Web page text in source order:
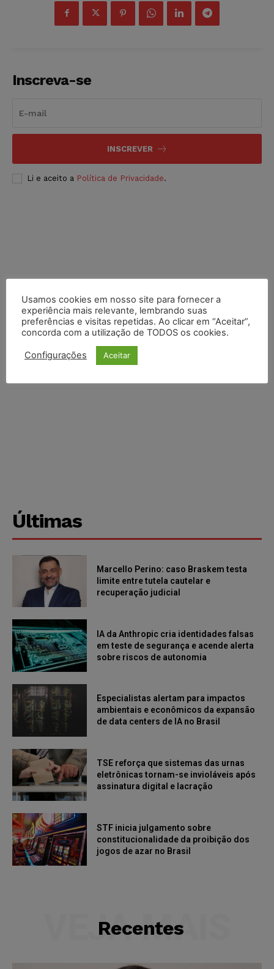
Inscreva-se
INSCREVER
Li e aceito a Política de Privacidade.
Últimas
Marcello Perino: caso Braskem testa
limite entre tutela cautelar e
recuperação judicial
IA da Anthropic cria identidades falsas
em teste de segurança e acende alerta
sobre riscos de autonomia
Especialistas alertam para impactos
ambientais e econômicos da expansão
de data centers de IA no Brasil
TSE reforça que sistemas das urnas
eletrônicas tornam-se invioláveis após
assinatura digital e lacração
STF inicia julgamento sobre
constitucionalidade da proibição dos
jogos de azar no Brasil
Recentes
VEJA MAIS
Usamos cookies em nosso site para fornecer a
experiência mais relevante, lembrando suas
preferências e visitas repetidas. Ao clicar em “Aceitar”,
concorda com a utilização de TODOS os cookies.
Configurações Aceitar